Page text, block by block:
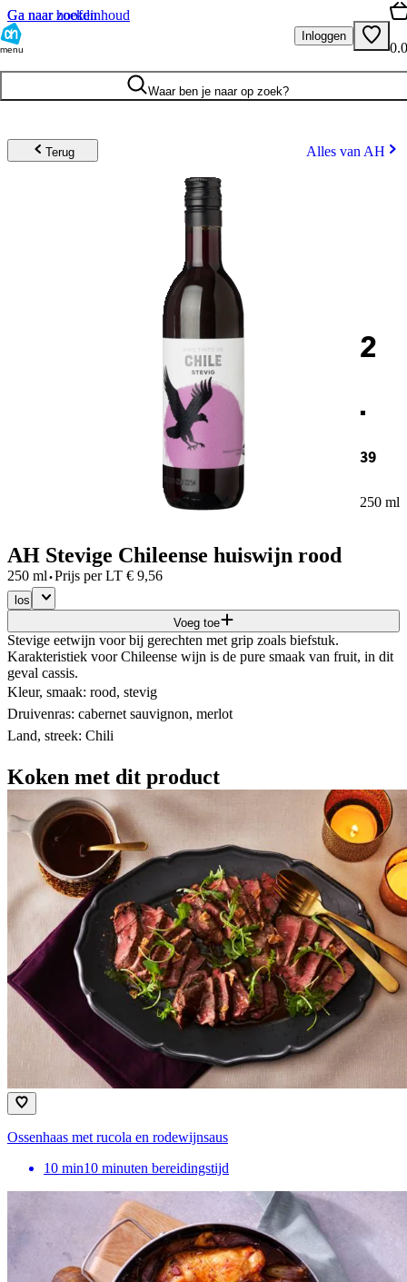
Ga naar hoofdinhoud
Ga naar zoeken
menu
Inloggen
Waar ben je naar op zoek?
Terug Alles van AH
2
.
39
250 ml
AH Stevige Chileense huiswijn rood
250 ml·Prijs per LT € 9,56
los
Voeg toe
Stevige eetwijn voor bij gerechten met grip zoals biefstuk.
Karakteristiek voor Chileense wijn is de pure smaak van fruit, in dit
geval cassis.
Kleur, smaak: rood, stevig
Druivenras: cabernet sauvignon, merlot
Land, streek: Chili
Koken met dit product
Ossenhaas met rucola en rodewijnsaus
10 min10 minuten bereidingstijd